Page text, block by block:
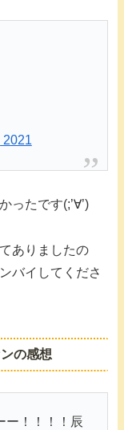
2021
ったです(;’∀’)
ありましたの
バイしてくださ
の感想
ー！！！！辰